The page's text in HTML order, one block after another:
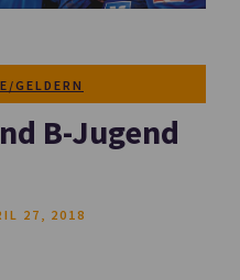
GELDERN
B-Jugend
27, 2018